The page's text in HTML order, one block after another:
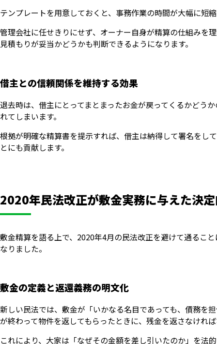
テンプレートを用意しておくと、事務作業の時間が大幅に短
管理会社に任せきりにせず、オーナー自身が精算の仕組みを
見積もりが妥当かどうかも判断できるようになります。
借主との信頼関係を維持する効果
退去時は、借主にとってまとまったお金が戻ってくるかどう
れてしまいます。
根拠が明確な精算書を提示すれば、借主は納得して署名をし
とにも貢献します。
2020年民法改正が敷金実務に与えた決
敷金精算を語る上で、2020年4月の民法改正を避けて通るこ
なりました。
敷金の定義と返還義務の明文化
新しい民法では、敷金が「いかなる名目であっても、債務を
が終わって物件を返してもらったときに、残金を返さなけれ
これにより、大家は「なぜその金額を差し引いたのか」を法